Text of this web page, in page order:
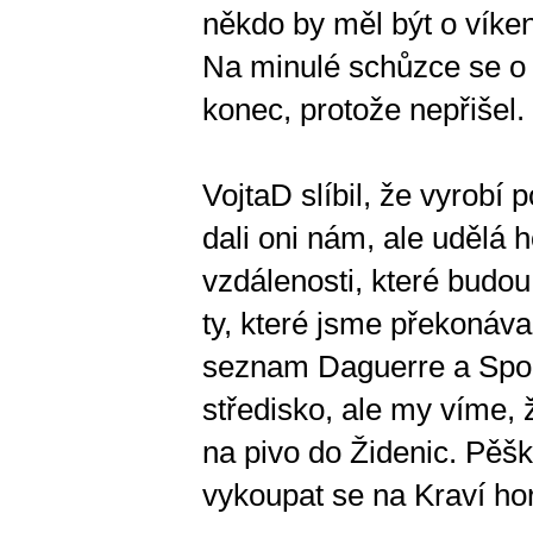
někdo by měl být o
Na minulé schůzce se
konec, protože
VojtaD slíbil, že vyrobí
dali oni nám, ale udělá
vzdálenosti, které
ty, které jsme
seznam Daguerre a
středisko, ale my víme,
na pivo do Židenic.
vykoupat se na Kraví